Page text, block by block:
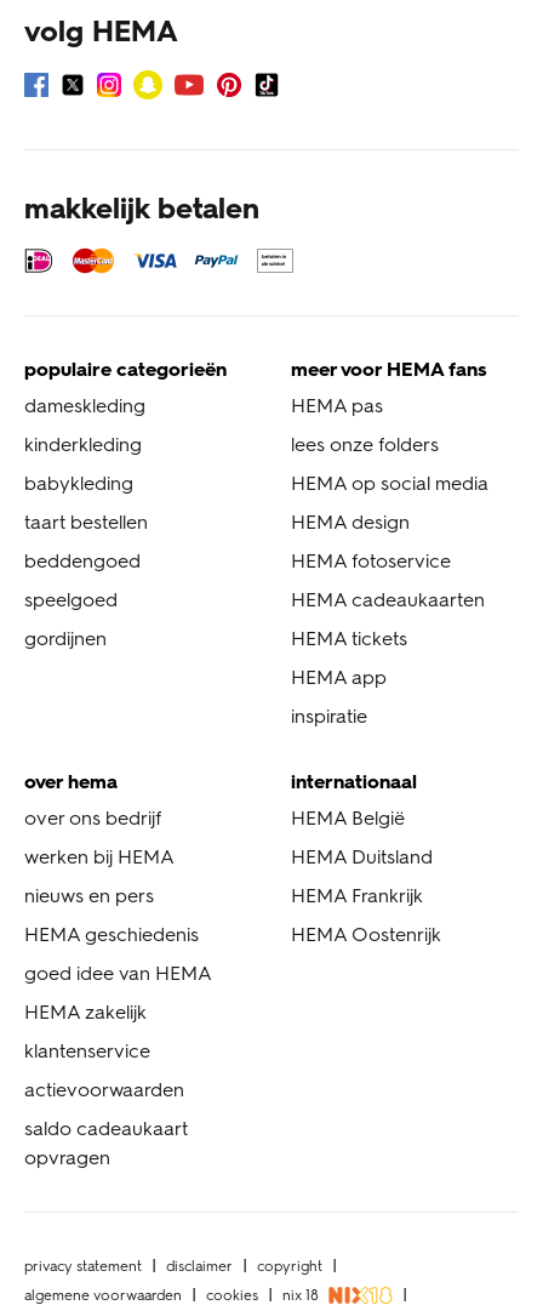
volg HEMA
makkelijk betalen
populaire categorieën
dameskleding
kinderkleding
babykleding
taart bestellen
beddengoed
speelgoed
gordijnen
meer voor HEMA fans
HEMA pas
lees onze folders
HEMA op social media
HEMA design
HEMA fotoservice
HEMA cadeaukaarten
HEMA tickets
HEMA app
inspiratie
over hema
over ons bedrijf
werken bij HEMA
nieuws en pers
HEMA geschiedenis
goed idee van HEMA
HEMA zakelijk
klantenservice
actievoorwaarden
saldo cadeaukaart
opvragen
internationaal
HEMA België
HEMA Duitsland
HEMA Frankrijk
HEMA Oostenrijk
privacy statement disclaimer
copyright
algemene voorwaarden
cookies nix 18